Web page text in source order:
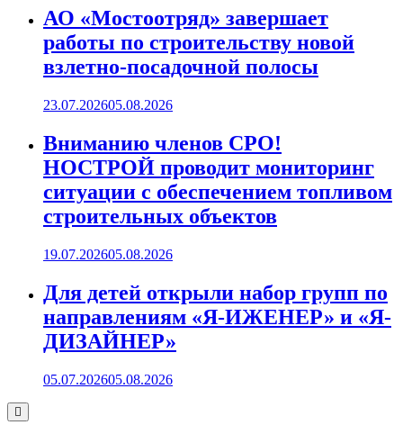
АО «Мостоотряд» завершает
работы по строительству новой
взлетно-посадочной полосы
23.07.202605.08.2026
Вниманию членов СРО!
НОСТРОЙ проводит мониторинг
ситуации с обеспечением топливом
строительных объектов
19.07.202605.08.2026
Для детей открыли набор групп по
направлениям «Я-ИЖЕНЕР» и «Я-
ДИЗАЙНЕР»
05.07.202605.08.2026